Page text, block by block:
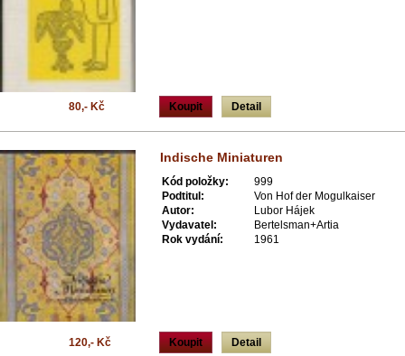
Koupit Detail
80,- Kč
Indische Miniaturen
Kód položky:
999
Podtitul:
Von Hof der Mogulkaiser
Autor:
Lubor Hájek
Vydavatel:
Bertelsman+Artia
Rok vydání:
1961
Koupit Detail
120,- Kč